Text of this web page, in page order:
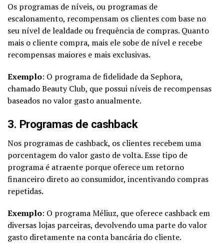
Os programas de níveis, ou programas de
escalonamento, recompensam os clientes com base no
seu nível de lealdade ou frequência de compras. Quanto
mais o cliente compra, mais ele sobe de nível e recebe
recompensas maiores e mais exclusivas.
Exemplo: O programa de fidelidade da Sephora,
chamado Beauty Club, que possui níveis de recompensas
baseados no valor gasto anualmente.
3. Programas de cashback
Nos programas de cashback, os clientes recebem uma
porcentagem do valor gasto de volta. Esse tipo de
programa é atraente porque oferece um retorno
financeiro direto ao consumidor, incentivando compras
repetidas.
Exemplo: O programa Méliuz, que oferece cashback em
diversas lojas parceiras, devolvendo uma parte do valor
gasto diretamente na conta bancária do cliente.